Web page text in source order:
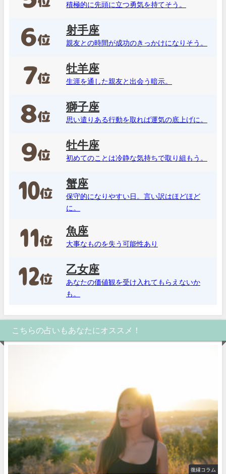
積極的に先頭に立つ勇気を持てそう。
射手座
親友との時間が成功のきっかけになりそう。
牡羊座
生涯を通した親友と出会う暗示。
獅子座
思い遣りある行動を取れば運気の底上げに。
牡牛座
初めてのことは冷静な気持ちで取り組もう。
蟹座
保守的になりやすい日。言い訳はほどほど
に。
魚座
大事なものを失う可能性あり
乙女座
あなたの価値観を受け入れてもらえないか
も。
こちらの占いもあなたにオススメ！
復縁コラム